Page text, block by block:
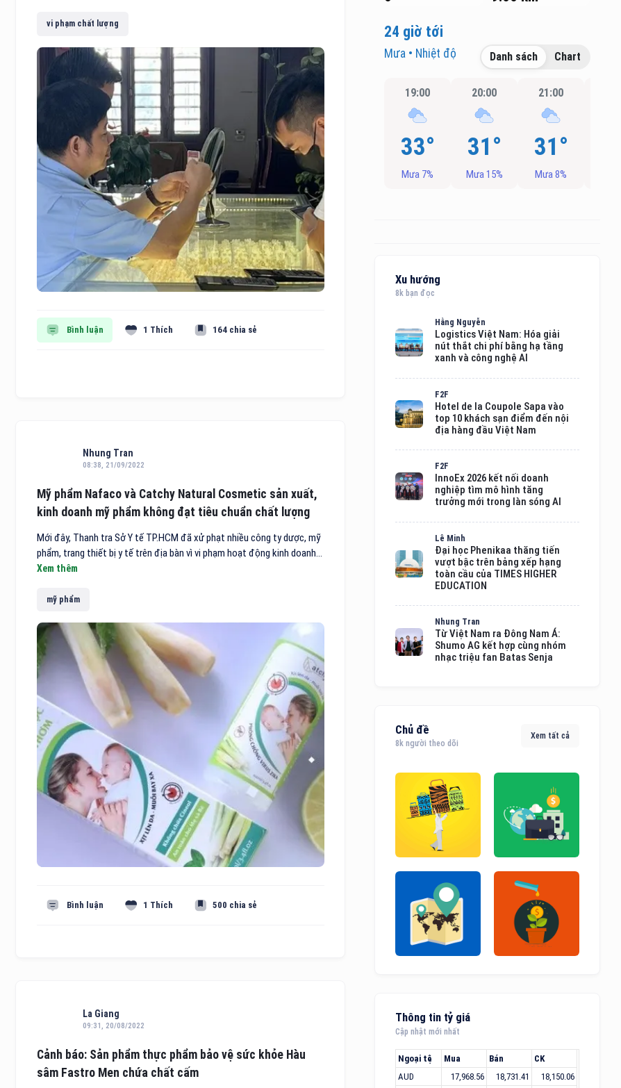
vi phạm chất lượng
Bình luận 1 Thích 164 chia sẻ
Nhung Tran
08:38, 21/09/2022
Mỹ phẩm Nafaco và Catchy Natural Cosmetic sản xuất,
kinh doanh mỹ phẩm không đạt tiêu chuẩn chất lượng
Mới đây, Thanh tra Sở Y tế TP.HCM đã xử phạt nhiều công ty dược, mỹ
phẩm, trang thiết bị y tế trên địa bàn vì vi phạm hoạt động kinh doanh...
Xem thêm
mỹ phẩm
Bình luận 1 Thích 500 chia sẻ
La Giang
09:31, 20/08/2022
Cảnh báo: Sản phẩm thực phẩm bảo vệ sức khỏe Hàu
sâm Fastro Men chứa chất cấm
24 giờ tới
Mưa • Nhiệt độ Danh sách Chart
19:00
33°
Mưa 7%
20:00
31°
Mưa 15%
21:00
31°
Mưa 8%
Xu hướng
8k bạn đọc
Hằng Nguyễn
Logistics Việt Nam: Hóa giải
nút thắt chi phí bằng hạ tầng
xanh và công nghệ AI
F2F
Hotel de la Coupole Sapa vào
top 10 khách sạn điểm đến nội
địa hàng đầu Việt Nam
F2F
InnoEx 2026 kết nối doanh
nghiệp tìm mô hình tăng
trưởng mới trong làn sóng AI
Lê Minh
Đại học Phenikaa thăng tiến
vượt bậc trên bảng xếp hạng
toàn cầu của TIMES HIGHER
EDUCATION
Nhung Tran
Từ Việt Nam ra Đông Nam Á:
Shumo AG kết hợp cùng nhóm
nhạc triệu fan Batas Senja
Chủ đề
8k người theo dõi
Xem tất cả
Thông tin tỷ giá
Cập nhật mới nhất
Ngoại tệ Mua Bán
CK
AUD
17,968.56 18,731.41
18,150.06